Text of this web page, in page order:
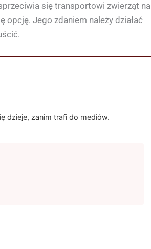
się transportowi zwierząt na
opcję. Jego zdaniem należy działać
dzieje, zanim trafi do mediów.